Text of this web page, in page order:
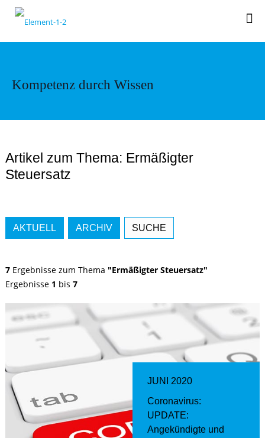
Kompetenz durch Wissen
Artikel zum Thema: Ermäßigter
Steuersatz
AKTUELL ARCHIV SUCHE
7 Ergebnisse zum Thema "Ermäßigter Steuersatz"
Ergebnisse 1 bis7
JUNI 2020
Coronavirus:
UPDATE:
Angekündigte und